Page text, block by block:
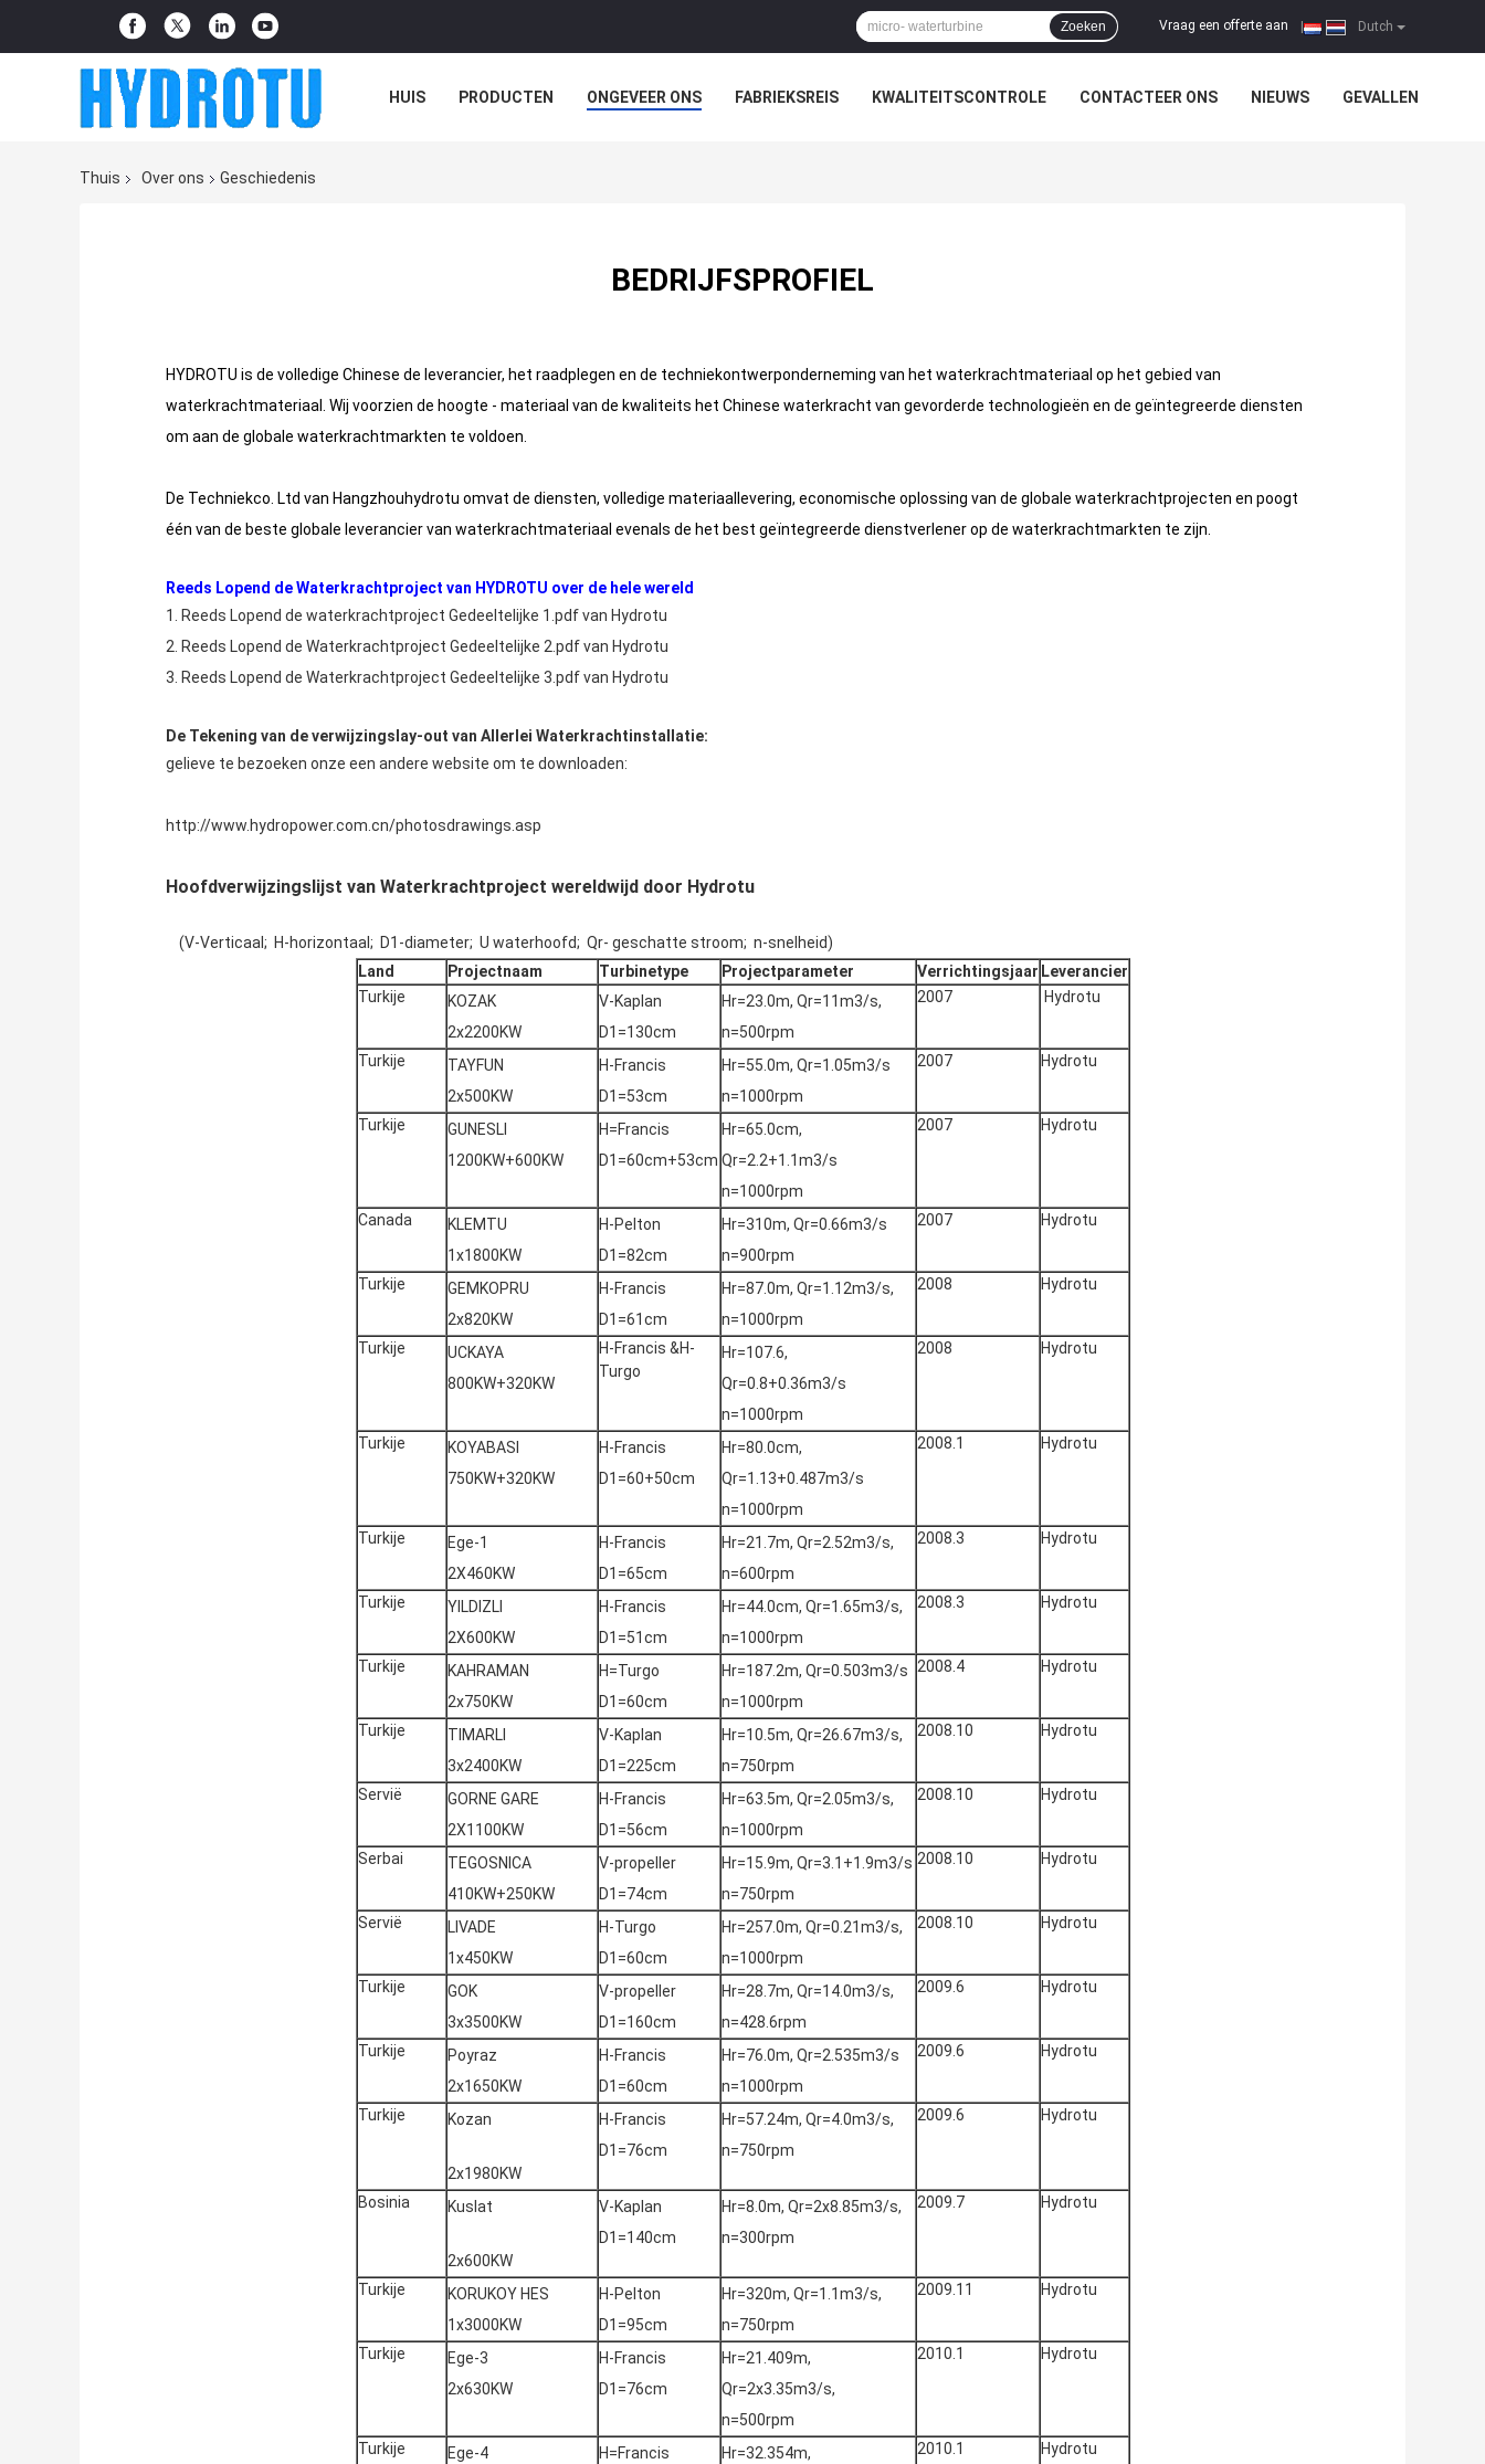
Dutch
Vraag een offerte aan
Zoeken
HUIS PRODUCTEN ONGEVEER ONS FABRIEKSREIS KWALITEITSCONTROLE CONTACTEER ONS NIEUWS GEVALLEN
Thuis Over ons Geschiedenis
BEDRIJFSPROFIEL
HYDROTU is de volledige Chinese de leverancier, het raadplegen en de techniekontwerponderneming van het waterkrachtmateriaal op het gebied van
waterkrachtmateriaal. Wij voorzien de hoogte - materiaal van de kwaliteits het Chinese waterkracht van gevorderde technologieën en de geïntegreerde diensten
om aan de globale waterkrachtmarkten te voldoen.
De Techniekco. Ltd van Hangzhouhydrotu omvat de diensten, volledige materiaallevering, economische oplossing van de globale waterkrachtprojecten en poogt
één van de beste globale leverancier van waterkrachtmateriaal evenals de het best geïntegreerde dienstverlener op de waterkrachtmarkten te zijn.
Reeds Lopend de Waterkrachtproject van HYDROTU over de hele wereld
1. Reeds Lopend de waterkrachtproject Gedeeltelijke 1.pdf van Hydrotu
2. Reeds Lopend de Waterkrachtproject Gedeeltelijke 2.pdf van Hydrotu
3. Reeds Lopend de Waterkrachtproject Gedeeltelijke 3.pdf van Hydrotu
De Tekening van de verwijzingslay-out van Allerlei Waterkrachtinstallatie:
gelieve te bezoeken onze een andere website om te downloaden:
http://www.hydropower.com.cn/photosdrawings.asp
Hoofdverwijzingslijst van Waterkrachtproject wereldwijd door Hydrotu
(V-Verticaal; H-horizontaal; D1-diameter; U waterhoofd; Qr- geschatte stroom; n-snelheid)
Land
Projectnaam Turbinetype Projectparameter Verrichtingsjaar Leverancier
Turkije
KOZAK
2x2200KW
V-Kaplan
D1=130cm
Hr=23.0m, Qr=11m3/s,
n=500rpm
2007 Hydrotu
Turkije
TAYFUN
2x500KW
H-Francis
D1=53cm
Hr=55.0m, Qr=1.05m3/s
n=1000rpm
2007 Hydrotu
Turkije
GUNESLI
1200KW+600KW
H=Francis
D1=60cm+53cm
Hr=65.0cm,
Qr=2.2+1.1m3/s
n=1000rpm
2007 Hydrotu
Canada
KLEMTU
1x1800KW
H-Pelton
D1=82cm
Hr=310m, Qr=0.66m3/s
n=900rpm
2007 Hydrotu
Turkije
GEMKOPRU
2x820KW
H-Francis
D1=61cm
Hr=87.0m, Qr=1.12m3/s,
n=1000rpm
2008 Hydrotu
Turkije
UCKAYA
800KW+320KW
H-Francis &H-
Turgo
Hr=107.6,
Qr=0.8+0.36m3/s
n=1000rpm
2008 Hydrotu
Turkije
KOYABASI
750KW+320KW
H-Francis
D1=60+50cm
Hr=80.0cm,
Qr=1.13+0.487m3/s
n=1000rpm
2008.1 Hydrotu
Turkije
Ege-1
2X460KW
H-Francis
D1=65cm
Hr=21.7m, Qr=2.52m3/s,
n=600rpm
2008.3 Hydrotu
Turkije
YILDIZLI
2X600KW
H-Francis
D1=51cm
Hr=44.0cm, Qr=1.65m3/s,
n=1000rpm
2008.3 Hydrotu
Turkije
KAHRAMAN
2x750KW
H=Turgo
D1=60cm
Hr=187.2m, Qr=0.503m3/s
n=1000rpm
2008.4 Hydrotu
Turkije
TIMARLI
3x2400KW
V-Kaplan
D1=225cm
Hr=10.5m, Qr=26.67m3/s,
n=750rpm
2008.10 Hydrotu
Servië
GORNE GARE
2X1100KW
H-Francis
D1=56cm
Hr=63.5m, Qr=2.05m3/s,
n=1000rpm
2008.10 Hydrotu
Serbai
TEGOSNICA
410KW+250KW
V-propeller
D1=74cm
Hr=15.9m, Qr=3.1+1.9m3/s
n=750rpm
2008.10 Hydrotu
Servië
LIVADE
1x450KW
H-Turgo
D1=60cm
Hr=257.0m, Qr=0.21m3/s,
n=1000rpm
2008.10 Hydrotu
Turkije
GOK
3x3500KW
V-propeller
D1=160cm
Hr=28.7m, Qr=14.0m3/s,
n=428.6rpm
2009.6 Hydrotu
Turkije
Poyraz
2x1650KW
H-Francis
D1=60cm
Hr=76.0m, Qr=2.535m3/s
n=1000rpm
2009.6 Hydrotu
Turkije Kozan
2x1980KW
H-Francis
D1=76cm
Hr=57.24m, Qr=4.0m3/s,
n=750rpm
2009.6 Hydrotu
Bosinia Kuslat
2x600KW
V-Kaplan
D1=140cm
Hr=8.0m, Qr=2x8.85m3/s,
n=300rpm
2009.7 Hydrotu
Turkije
KORUKOY HES
1x3000KW
H-Pelton
D1=95cm
Hr=320m, Qr=1.1m3/s,
n=750rpm
2009.11 Hydrotu
Turkije
Ege-3
2x630KW
H-Francis
D1=76cm
Hr=21.409m,
Qr=2x3.35m3/s,
n=500rpm
2010.1 Hydrotu
Turkije
Ege-4
H=Francis
Hr=32.354m,
2010.1 Hydrotu